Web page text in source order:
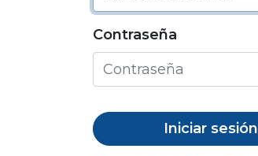
Contraseña
Iniciar sesión